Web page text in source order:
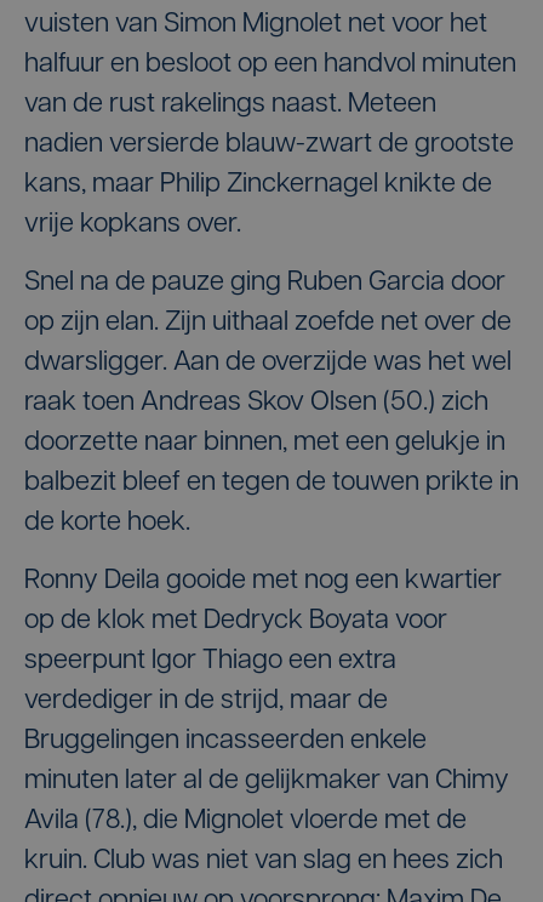
vuisten van Simon Mignolet net voor het
halfuur en besloot op een handvol minuten
van de rust rakelings naast. Meteen
nadien versierde blauw-zwart de grootste
kans, maar Philip Zinckernagel knikte de
vrije kopkans over.
Snel na de pauze ging Ruben Garcia door
op zijn elan. Zijn uithaal zoefde net over de
dwarsligger. Aan de overzijde was het wel
raak toen Andreas Skov Olsen (50.) zich
doorzette naar binnen, met een gelukje in
balbezit bleef en tegen de touwen prikte in
de korte hoek.
Ronny Deila gooide met nog een kwartier
op de klok met Dedryck Boyata voor
speerpunt Igor Thiago een extra
verdediger in de strijd, maar de
Bruggelingen incasseerden enkele
minuten later al de gelijkmaker van Chimy
Avila (78.), die Mignolet vloerde met de
kruin. Club was niet van slag en hees zich